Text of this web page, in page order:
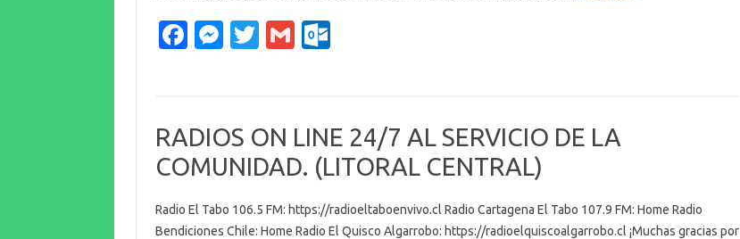
Fa
b
o
o
k
M
n
g
er
T
te
r
G
o
k.
c
o
RADIOS ON LINE 24/7 AL SERVICIO DE LA
COMUNIDAD. (LITORAL CENTRAL)
Radio El Tabo 106.5 FM: https://radioeltaboenvivo.cl Radio Cartagena El Tabo 107.9 FM: Home Radio
Bendiciones Chile: Home Radio El Quisco Algarrobo: https://radioelquiscoalgarrobo.cl ¡Muchas gracias por